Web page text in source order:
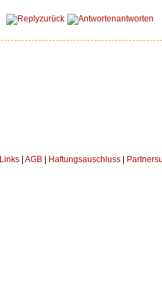
zurück antworten
Links AGB Haftungsauschluss